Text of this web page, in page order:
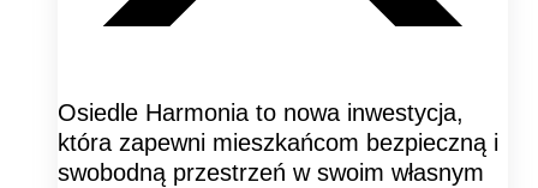
Osiedle Harmonia to nowa inwestycja,
która zapewni mieszkańcom bezpieczną i
swobodną przestrzeń w swoim własnym